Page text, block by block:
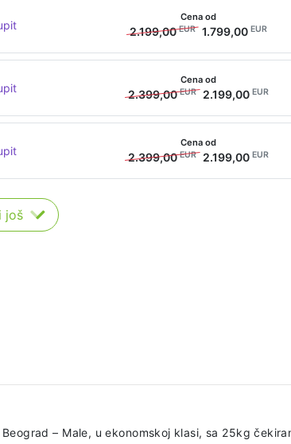
Cena od
2.199,00EUR 1.799,00 EUR
Cena od
2.399,00EUR 2.199,00 EUR
Cena od
2.399,00EUR 2.199,00 EUR
još
– Male, u ekonomskoj klasi, sa 25kg